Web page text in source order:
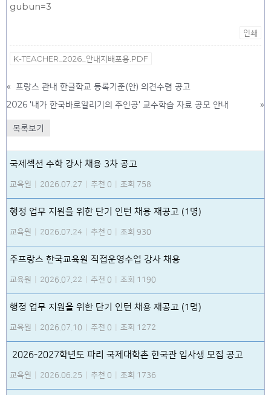
gubun=3
인쇄
K-TEACHER_2026_안내지배포용.PDF
« 프랑스 관내 한글학교 등록기준(안) 의견수렴 공고
2026 '내가 한국바로알리기의 주인공' 교수학습 자료 공모 안내
»
목록보기
국제섹션 수학 강사 채용 3차 공고
교육원 2026.07.27 추천 0 조회 758
행정 업무 지원을 위한 단기 인턴 채용 재공고 (1명)
교육원 2026.07.24 추천 0 조회 930
주프랑스 한국교육원 직접운영수업 강사 채용
교육원 2026.07.22 추천 0 조회 1190
행정 업무 지원을 위한 단기 인턴 채용 재공고 (1명)
교육원 2026.07.10 추천 0 조회 1272
2026-2027학년도 파리 국제대학촌 한국관 입사생 모집 공고
교육원 2026.06.25 추천 0 조회 1736